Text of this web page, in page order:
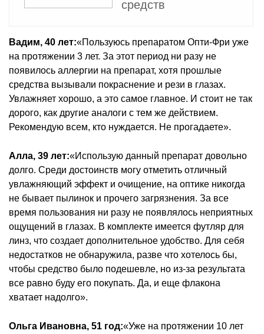
средств
Вадим, 40 лет:«Пользуюсь препаратом Опти-Фри уже
на протяжении 3 лет. За этот период ни разу не
появилось аллергии на препарат, хотя прошлые
средства вызывали покраснение и рези в глазах.
Увлажняет хорошо, а это самое главное. И стоит не так
дорого, как другие аналоги с тем же действием.
Рекомендую всем, кто нуждается. Не прогадаете».
Алла, 39 лет:«Использую данный препарат довольно
долго. Среди достоинств могу отметить отличный
увлажняющий эффект и очищение, на оптике никогда
не бывает пылинок и прочего загрязнения. За все
время пользования ни разу не появлялось неприятных
ощущений в глазах. В комплекте имеется футляр для
линз, что создает дополнительное удобство. Для себя
недостатков не обнаружила, разве что хотелось бы,
чтобы средство было подешевле, но из-за результата
все равно буду его покупать. Да, и еще флакона
хватает надолго».
Ольга Ивановна, 51 год:«Уже на протяжении 10 лет